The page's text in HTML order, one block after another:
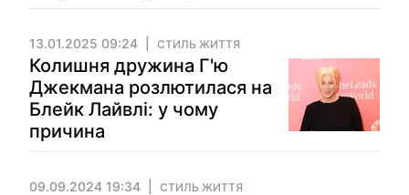
13.01.2025 09:24 СТИЛЬ ЖИТТЯ
Колишня дружина Г'ю
Джекмана розлютилася на
Блейк Лайвлі: у чому
причина
09.09.2024 19:34 СТИЛЬ ЖИТТЯ